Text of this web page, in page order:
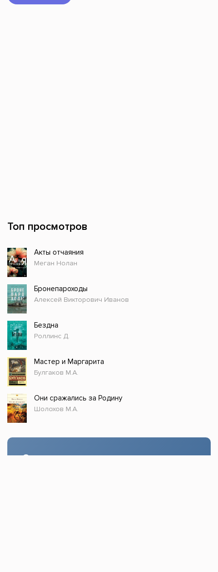
Топ просмотров
Акты отчаяния
Меган Нолан
Бронепароходы
Алексей Викторович Иванов
Бездна
Роллинс Д.
Мастер и Маргарита
Булгаков М.А.
Они сражались за Родину
Шолохов М.А.
Стол заказов